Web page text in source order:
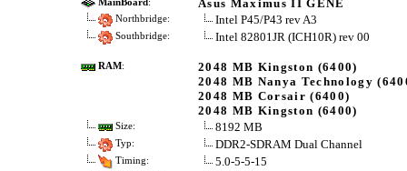
MainBoard: Asus Maximus II GENE
Northbridge: Intel P45/P43 rev A3
Southbridge: Intel 82801JR (ICH10R) rev 00
RAM:
2048 MB Kingston (6400)
2048 MB Nanya Technology
2048 MB Corsair (6400)
2048 MB Kingston (6400)
Size: 8192 MB
Typ: DDR2-SDRAM Dual Channel
Timing: 5.0-5-5-15